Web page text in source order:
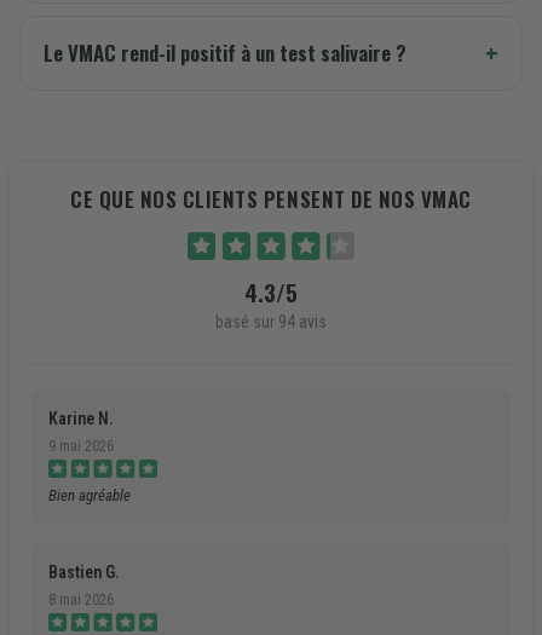
Le VMAC rend-il positif à un test salivaire ?
CE QUE NOS CLIENTS PENSENT DE NOS VMAC
4.3/5
basé sur 94 avis
Karine N.
9 mai 2026
Bien agréable
Bastien G.
8 mai 2026